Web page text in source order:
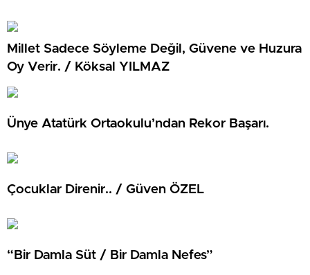
Millet Sadece Söyleme Değil, Güvene ve Huzura
Oy Verir. / Köksal YILMAZ
Ünye Atatürk Ortaokulu’ndan Rekor Başarı.
Çocuklar Direnir.. / Güven ÖZEL
“Bir Damla Süt / Bir Damla Nefes”